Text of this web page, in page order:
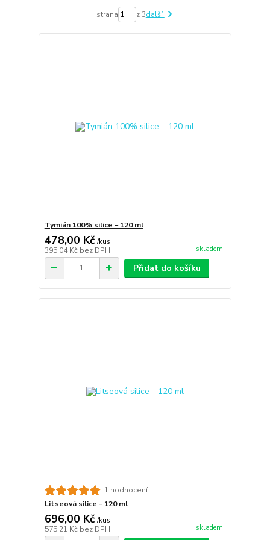
strana z 3další
Tymián 100% silice – 120 ml
478,00 Kč /kus
395,04 Kč bez DPH skladem
Přidat do košíku
1 hodnocení
Litseová silice - 120 ml
696,00 Kč /kus
575,21 Kč bez DPH skladem